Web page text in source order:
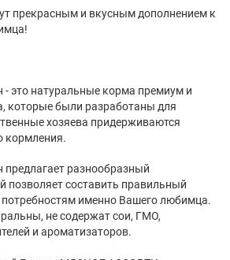
прекрасным и вкусным дополнением к
- это натуральные корма премиум и
которые были разработаны для
хозяева придерживаются
кормления.
предлагает разнообразный
позволяет составить правильный
именно Вашего любимца.
не содержат сои, ГМО,
и ароматизаторов.